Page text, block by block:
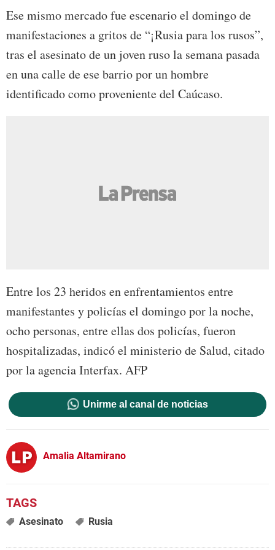
Ese mismo mercado fue escenario el domingo de
manifestaciones a gritos de “¡Rusia para los rusos”,
tras el asesinato de un joven ruso la semana pasada
en una calle de ese barrio por un hombre
identificado como proveniente del Caúcaso.
Entre los 23 heridos en enfrentamientos entre
manifestantes y policías el domingo por la noche,
ocho personas, entre ellas dos policías, fueron
hospitalizadas, indicó el ministerio de Salud, citado
por la agencia Interfax. AFP
Unirme al canal de noticias
Amalia Altamirano
Asesinato Rusia